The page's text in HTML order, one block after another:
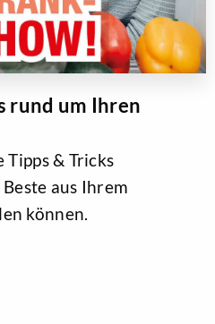
rund um Ihren
& Tricks
aus Ihrem
können.